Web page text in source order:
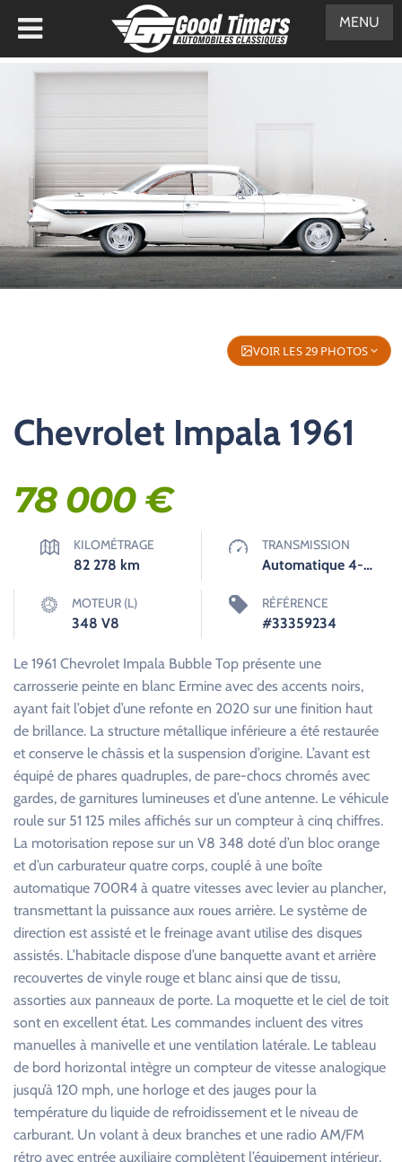
VOIR LES 29 PHOTOS
Chevrolet Impala 1961
78 000€
KILOMÉTRAGE
82 278 km
TRANSMISSION
Automatique 4-Speed 700R4
MOTEUR (L)
348 V8
RÉFÉRENCE
#33359234
Le 1961 Chevrolet Impala Bubble Top présente une
carrosserie peinte en blanc Ermine avec des accents noirs,
ayant fait l’objet d’une refonte en 2020 sur une finition haut
de brillance. La structure métallique inférieure a été restaurée
et conserve le châssis et la suspension d’origine. L’avant est
équipé de phares quadruples, de pare-chocs chromés avec
gardes, de garnitures lumineuses et d’une antenne. Le véhicule
roule sur 51 125 miles affichés sur un compteur à cinq chiffres.
La motorisation repose sur un V8 348 doté d’un bloc orange
et d’un carburateur quatre corps, couplé à une boîte
automatique 700R4 à quatre vitesses avec levier au plancher,
transmettant la puissance aux roues arrière. Le système de
direction est assisté et le freinage avant utilise des disques
assistés. L’habitacle dispose d’une banquette avant et arrière
recouvertes de vinyle rouge et blanc ainsi que de tissu,
assorties aux panneaux de porte. La moquette et le ciel de toit
sont en excellent état. Les commandes incluent des vitres
manuelles à manivelle et une ventilation latérale. Le tableau
de bord horizontal intègre un compteur de vitesse analogique
jusqu’à 120 mph, une horloge et des jauges pour la
température du liquide de refroidissement et le niveau de
carburant. Un volant à deux branches et une radio AM/FM
rétro avec entrée auxiliaire complètent l’équipement intérieur.
MENU